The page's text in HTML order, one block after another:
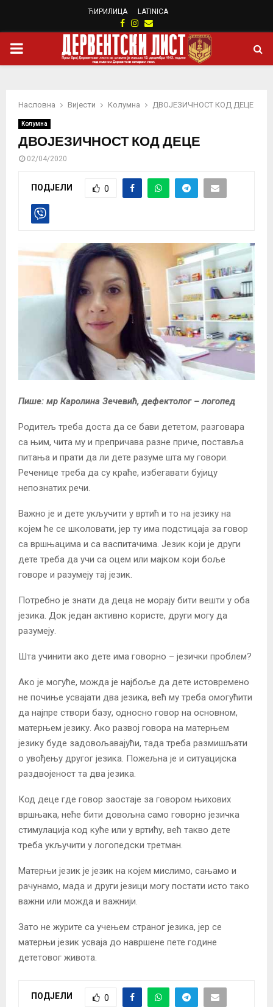
ЋИРИЛИЦА LATINICA
Facebook
Instagram
Email
PRIMARY
Насловна Вијести Kолумнa ДВОЈЕЗИЧНОСТ КОД ДЕЦЕ
Kолумнa
ДВОЈЕЗИЧНОСТ КОД ДЕЦЕ
02/04/2020
ПОДЈЕЛИ 0
Пише: мр Каролина Зечевић, дефектолог – логопед
Родитељ треба доста да се бави дететом, разговара
са њим, чита му и препричава разне приче, поставља
питања и прати да ли дете разуме шта му говори.
Реченице треба да су краће, избегавати бујицу
непознатих речи.
Важно је и дете укључити у вртић и то на језику на
којем ће се школовати, јер ту има подстицаја за говор
са вршњацима и са васпитачима. Језик који је други
дете треба да учи са оцем или мајком који боље
говоре и разумеју тај језик.
Потребно је знати да деца не морају бити вешти у оба
језика. Док један активно користе, други могу да
разумеју.
Шта учинити ако дете има говорно – језички проблем?
Ако је могуће, можда је најбоље да дете истовремено
не почиње усвајати два језика, већ му треба омогућити
да најпре створи базу, односно говор на основном,
матерњем језику. Ако развој говора на матерњем
језику буде задовољавајући, тада треба размишљати
о увођењу другог језика. Пожељна је и ситуацијска
раздвојеност та два језика.
Код деце где говор заостаје за говором њихових
вршњака, неће бити довољна само говорно језичка
стимулација код куће или у вртићу, већ такво дете
треба укључити у логопедски третман.
Матерњи језик је језик на којем мислимо, сањамо и
рачунамо, мада и други језици могу постати исто тако
важни или можда и важнији.
Зато не журите са учењем страног језика, јер се
матерњи језик усваја до навршене пете године
дететовог живота.
ПОДЈЕЛИ 0